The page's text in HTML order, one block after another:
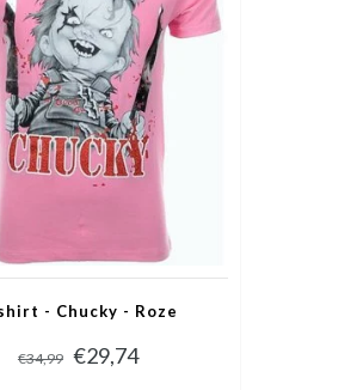
- Chucky - Roze
€34,99 €29,74